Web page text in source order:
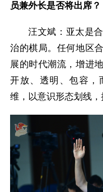
员兼外长是否将出席？
汪文斌：亚太是
治的棋局。任何地区
展的时代潮流，增进
开放、透明、包容，
维，以意识形态划线，